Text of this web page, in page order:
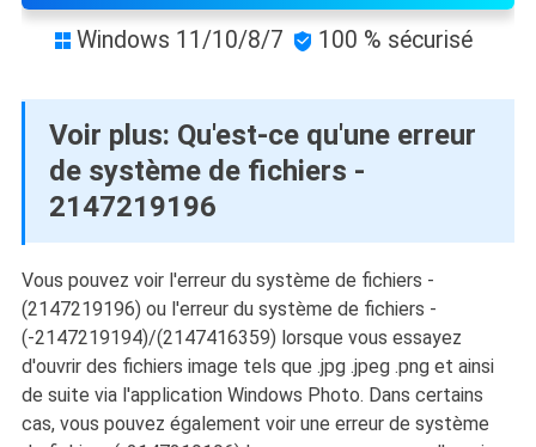
 Windows 11/10/8/7  100 % sécurisé
Voir plus: Qu'est-ce qu'une erreur
de système de fichiers -
2147219196
Vous pouvez voir l'erreur du système de fichiers -
(2147219196) ou l'erreur du système de fichiers -
(-2147219194)/(2147416359) lorsque vous essayez
d'ouvrir des fichiers image tels que .jpg .jpeg .png et ainsi
de suite via l'application Windows Photo. Dans certains
cas, vous pouvez également voir une erreur de système